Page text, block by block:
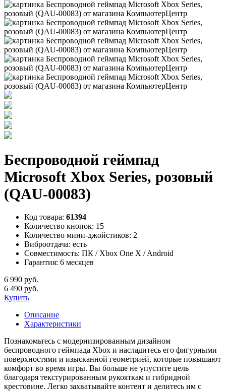
Беспроводной геймпад
Microsoft Xbox Series, розовый
(QAU-00083)
Код товара: 61394
Количество кнопок: 15
Количество мини-джойстиков: 2
Виброотдача: есть
Совместимость: ПК / Xbox One X / Android
Гарантия: 6 месяцев
6 990 руб.
6 490 руб.
Купить
Описание
Характеристики
Познакомьтесь с модернизированным дизайном
беспроводного геймпада Xbox и насладитесь его фигурными
поверхностями и изысканной геометрией, которые повышают
комфорт во время игры. Вы больше не упустите цель
благодаря текстурированным рукояткам и гибридной
крестовине. Легко захватывайте контент и делитесь им с